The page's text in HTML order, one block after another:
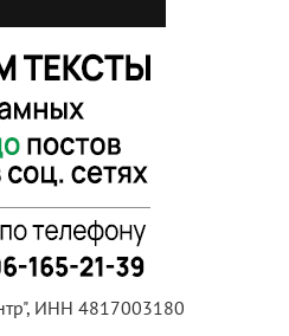
ИНН 4817003180